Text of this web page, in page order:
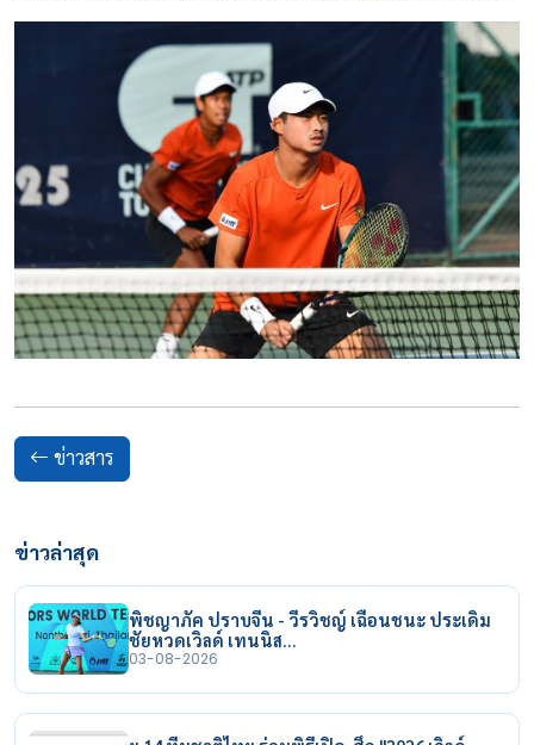
ข่าวสาร
ข่าวล่าสุด
พิชญาภัค ปราบจีน - วีรวิชญ์ เฉือนชนะ ประเดิม
ชัยหวดเวิลด์ เทนนิส…
03-08-2026